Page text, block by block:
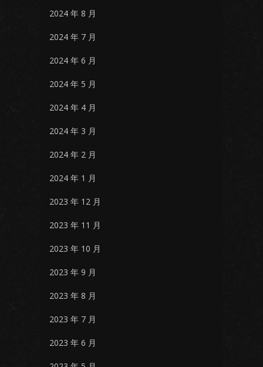
2024 年 8 月
2024 年 7 月
2024 年 6 月
2024 年 5 月
2024 年 4 月
2024 年 3 月
2024 年 2 月
2024 年 1 月
2023 年 12 月
2023 年 11 月
2023 年 10 月
2023 年 9 月
2023 年 8 月
2023 年 7 月
2023 年 6 月